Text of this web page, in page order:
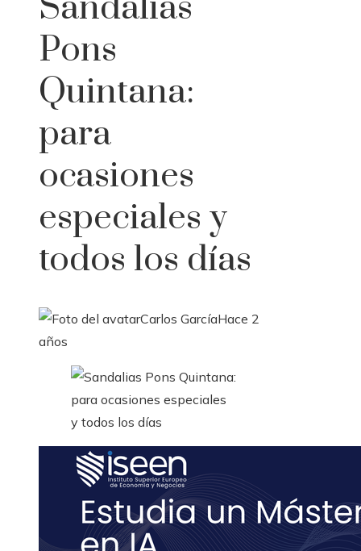
Pons
Quintana:
para
ocasiones
especiales y
todos los días
Carlos GarcíaHace 2
años